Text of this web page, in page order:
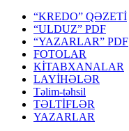
“KREDO” QƏZETİ
“ULDUZ” PDF
“YAZARLAR” PDF
FOTOLAR
KİTABXANALAR
LAYİHƏLƏR
Təlim-təhsil
TƏLTİFLƏR
YAZARLAR